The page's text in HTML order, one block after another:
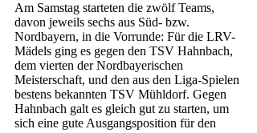
Am Samstag starteten die zwölf Teams,
davon jeweils sechs aus Süd- bzw.
Nordbayern, in die Vorrunde: Für die LRV-
Mädels ging es gegen den TSV Hahnbach,
dem vierten der Nordbayerischen
Meisterschaft, und den aus den Liga-Spielen
bestens bekannten TSV Mühldorf. Gegen
Hahnbach galt es gleich gut zu starten, um
sich eine gute Ausgangsposition für den